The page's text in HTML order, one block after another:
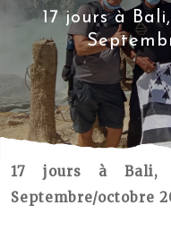
17 jours à
17 jours à
Septembre/octobre